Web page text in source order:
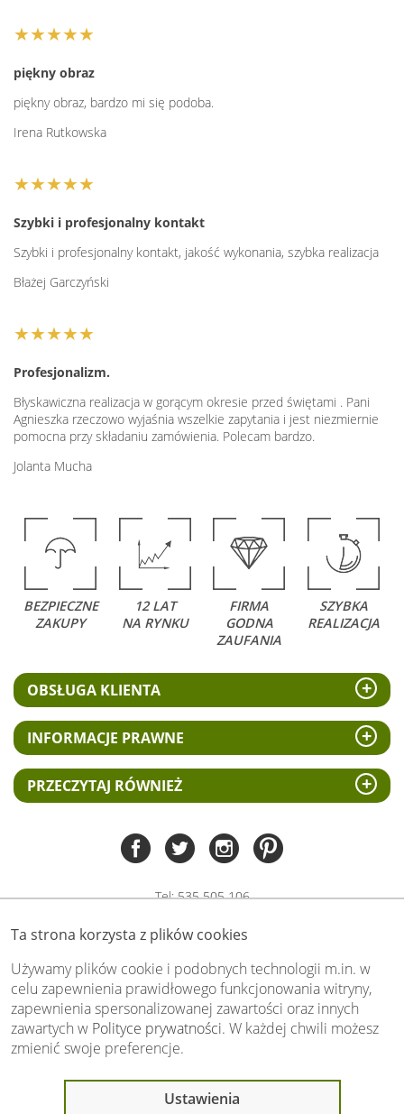
Ta strona korzysta z plików cookies
Używamy plików cookie i podobnych technologii m.in. w
celu zapewnienia prawidłowego funkcjonowania witryny,
zapewnienia spersonalizowanej zawartości oraz innych
zawartych w Polityce prywatności. W każdej chwili możesz
zmienić swoje preferencje.
Ustawienia
★★★★★
piękny obraz
piękny obraz, bardzo mi się podoba.
Irena Rutkowska
★★★★★
Szybki i profesjonalny kontakt
Szybki i profesjonalny kontakt, jakość wykonania, szybka realizacja
Błażej Garczyński
★★★★★
Profesjonalizm.
Błyskawiczna realizacja w gorącym okresie przed świętami . Pani
Agnieszka rzeczowo wyjaśnia wszelkie zapytania i jest niezmiernie
pomocna przy składaniu zamówienia. Polecam bardzo.
Jolanta Mucha
BEZPIECZNE
ZAKUPY
12 LAT
NA RYNKU
FIRMA
GODNA
ZAUFANIA
SZYBKA
REALIZACJA
OBSŁUGA KLIENTA
INFORMACJE PRAWNE
PRZECZYTAJ RÓWNIEŻ
Tel:535 505 106
biuro@swiat-obrazow.pl
Copyright by swiat-obrazow.pl 2026,
Wszelkie prawa zastrzeżone
Stronę oceniło już13708osób.
Otrzymaliśmy4.89pkt. na 5możliwych.
Oceń nas również Ty:
Ostatnio 13 osób